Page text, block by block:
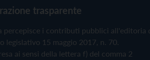
trasparente
percepisce i contributi pubblici all'editoria
legislativo 15 maggio 2017, n. 70.
ai sensi della lettera f) del comma 2